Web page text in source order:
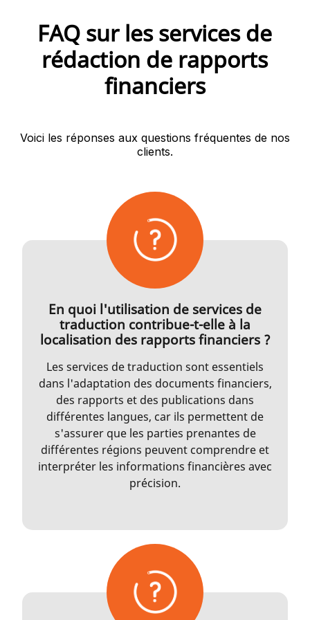
FAQ sur les services de
rédaction de rapports
financiers
Voici les réponses aux questions fréquentes de nos
clients.
En quoi l'utilisation de services de
traduction contribue-t-elle à la
localisation des rapports financiers ?
Les services de traduction sont essentiels
dans l'adaptation des documents financiers,
des rapports et des publications dans
différentes langues, car ils permettent de
s'assurer que les parties prenantes de
différentes régions peuvent comprendre et
interpréter les informations financières avec
précision.